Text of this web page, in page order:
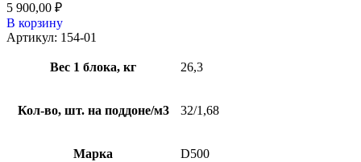
5 900,00 ₽
В корзину
Артикул: 154-01
Вес 1 блока, кг 26,3
Кол-во, шт. на поддоне/м3 32/1,68
Марка D500